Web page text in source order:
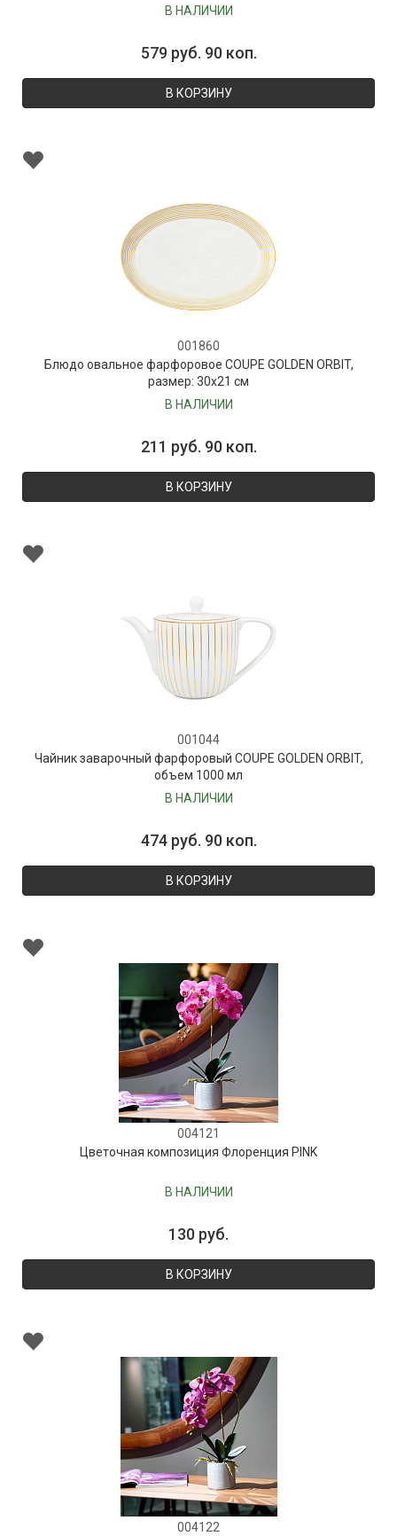
В НАЛИЧИИ
579 руб. 90 коп.
В КОРЗИНУ
001860
Блюдо овальное фарфоровое COUPE GOLDEN ORBIT,
размер: 30х21 см
В НАЛИЧИИ
211 руб. 90 коп.
В КОРЗИНУ
001044
Чайник заварочный фарфоровый COUPE GOLDEN ORBIT,
объем 1000 мл
В НАЛИЧИИ
474 руб. 90 коп.
В КОРЗИНУ
004121
Цветочная композиция Флоренция PINK
В НАЛИЧИИ
130 руб.
В КОРЗИНУ
004122